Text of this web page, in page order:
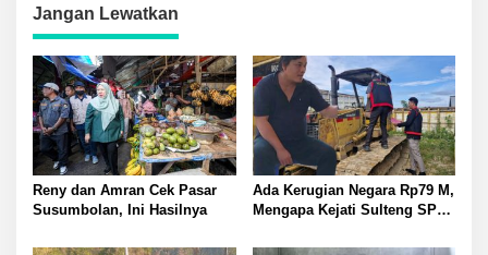
Perkuat Arah Gerbang Timur
Jangan Lewatkan
Reny dan Amran Cek Pasar
Susumbolan, Ini Hasilnya
Ada Kerugian Negara Rp79 M,
Mengapa Kejati Sulteng SP3
Dorong Kejagung Ambil Alih